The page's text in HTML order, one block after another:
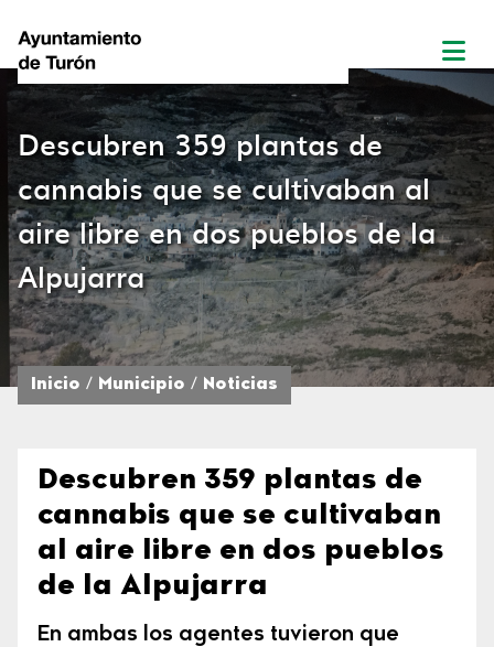
Descubren 359 plantas de
cannabis que se cultivaban al
aire libre en dos pueblos de la
Alpujarra
Inicio Municipio Noticias
Descubren 359 plantas de
cannabis que se cultivaban
al aire libre en dos pueblos
de la Alpujarra
En ambas los agentes tuvieron que